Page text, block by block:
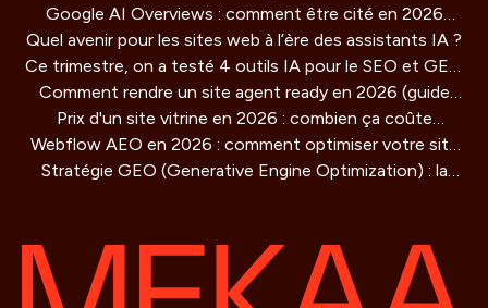
comparatif 2026
Google AI Overviews : comment être cité en 2026
(guide concret)
Quel avenir pour les sites web à l’ère des assistants IA ?
Ce trimestre, on a testé 4 outils IA pour le SEO et GEO
: verdict honnête
Comment rendre un site agent ready en 2026 (guide
technique)
Prix d'un site vitrine en 2026 : combien ça coûte
vraiment ?
Webflow AEO en 2026 : comment optimiser votre site
pour être cité par les moteurs IA
Stratégie GEO (Generative Engine Optimization) : la